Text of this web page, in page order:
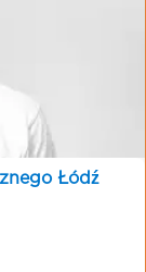
Łódź